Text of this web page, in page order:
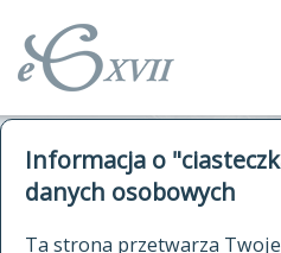
Informacja o
danych osobowych
Ta strona przetwarza
autorzy Słownika
historia
kwerendy
jak cytować Słownik